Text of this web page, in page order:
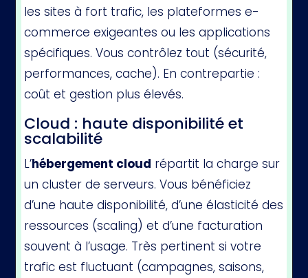
les sites à fort trafic, les plateformes e-
commerce exigeantes ou les applications
spécifiques. Vous contrôlez tout (sécurité,
performances, cache). En contrepartie :
coût et gestion plus élevés.
Cloud : haute disponibilité et
scalabilité
L’hébergement cloud répartit la charge sur
un cluster de serveurs. Vous bénéficiez
d’une haute disponibilité, d’une élasticité des
ressources (scaling) et d’une facturation
souvent à l’usage. Très pertinent si votre
trafic est fluctuant (campagnes, saisons,